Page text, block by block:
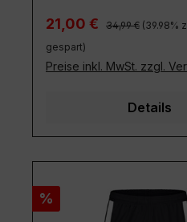
Verkaufspreis:
21,00 € Regulärer Preis:
34,99 € (39.98%
gespart)
Preise inkl. MwSt. zzgl.
Details
Rabatt
%